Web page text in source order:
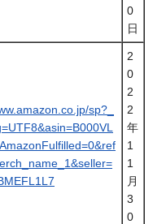
0
日
sp?_
2
0
2
2
年
1
1
月
3
0